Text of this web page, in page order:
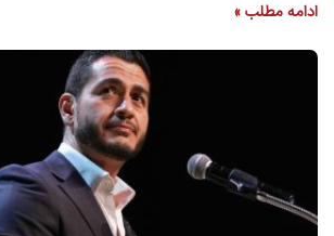
ادامه مطلب »